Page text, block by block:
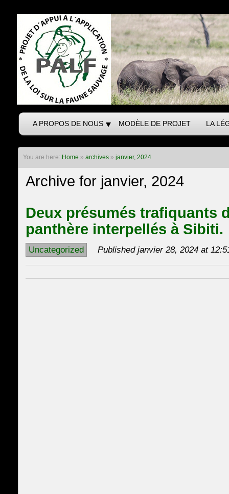
A PROPOS DE NOUS MODÈLE DE PROJET LA
You are here: Home » archives» janvier, 2024
Archive for janvier, 2024
Deux présumés trafiquants
panthère interpellés à Sibiti.
Uncategorized Published janvier 28, 2024 at